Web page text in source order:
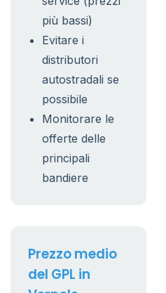
più bassi)
Evitare i
distributori
autostradali se
possibile
Monitorare le
offerte delle
principali
bandiere
Prezzo medio
del GPL in